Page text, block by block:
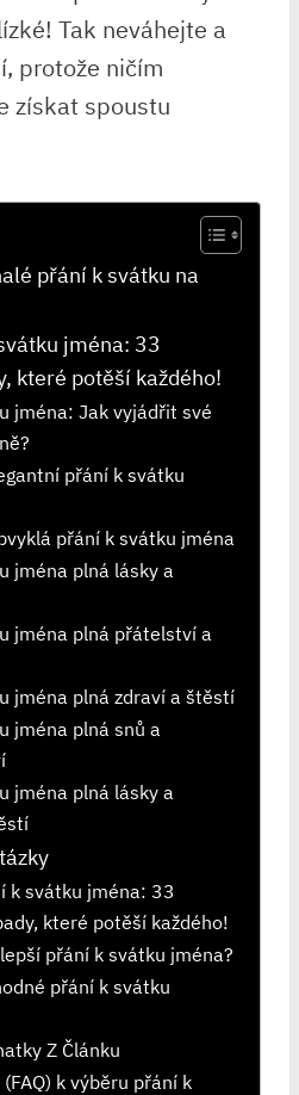
Tak neváhejte a
protože ničím
získat spoustu
přání k svátku na
jména: 33
které potěší každého!
jména: Jak vyjádřit své
přání k svátku
přání k svátku jména
jména plná lásky a
jména plná přátelství a
jména plná zdraví a štěstí
jména plná snů a
jména plná lásky a
k svátku jména: 33
které potěší každého!
přání k svátku jména?
přání k svátku
Z Článku
k výběru přání k